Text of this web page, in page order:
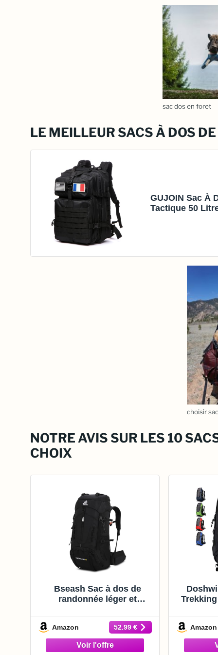
sac dos en foret
LE MEILLEUR SACS À DOS
GUJOIN Sac À
Tactique 50
Camping Sac À
choisir
NOTRE AVIS SUR LES 10
CHOIX
Bseash Sac à dos de
randonnée léger et
housse de protection
contre la pluie, sac à dos
de voyage pour l'escalade,
le camping et la randonnée
Amazon 52.99 € Amazon